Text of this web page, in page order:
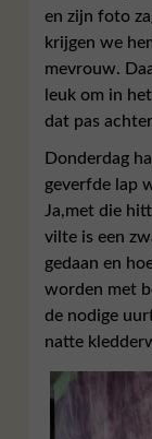
en zijn foto
krijgen we
mevrouw.
leuk om in
dat pas
Donderdag
geverfde lap
Ja,met die
vilte is een
gedaan en
worden met
de nodige
natte